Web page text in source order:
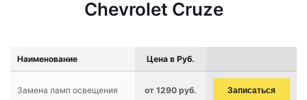
Chevrolet Cruze
Наименование Цена в Руб.
Замена ламп освещения от 1290 руб. Записаться